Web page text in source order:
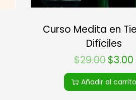
Curso Medita en
Difíciles
$29.00$3.00
Añadir al carrito